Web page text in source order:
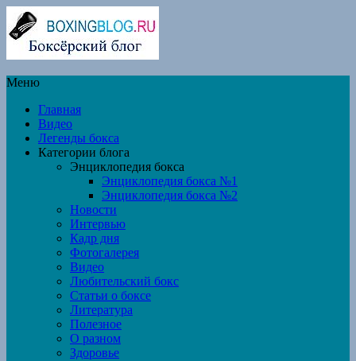
Меню
Главная
Видео
Легенды бокса
Категории блога
Энциклопедия бокса
Энциклопедия бокса №1
Энциклопедия бокса №2
Новости
Интервью
Кадр дня
Фотогалерея
Видео
Любительский бокс
Статьи о боксе
Литература
Полезное
О разном
Здоровье